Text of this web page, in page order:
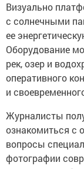
Визуально
с солнечными
ее
Оборудование
рек, озер и
оперативного
и
Журналисты
ознакомиться с
вопросы
фотографии